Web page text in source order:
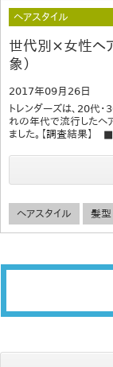
ヘアスタイル
世代別×女性ヘ
象）
2017年09月26日
トレンダーズは、20代
れの年代で流行したヘ
ました。【調査結果】
ヘアスタイル 髪型